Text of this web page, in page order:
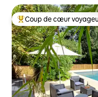
Coups de cœur
Coup de cœur